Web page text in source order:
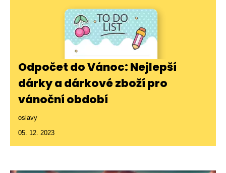
Odpočet do Vánoc: Nejlepší
dárky a dárkové zboží pro
vánoční období
oslavy
05. 12. 2023